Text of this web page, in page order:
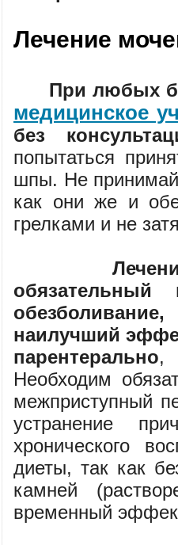
Лечение
При любых
медицинское
без
попытаться
шпы. Не
как они же и
грелками и не
обязательный
наилучший
парентерально,
Необходим
межприступный
устранение
хронического
диеты, так как
камней
временный